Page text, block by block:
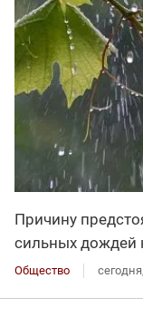
Причину
сильных дождей
Общество